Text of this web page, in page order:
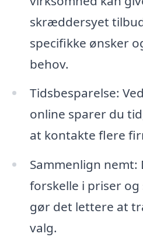
skræddersyet
specifikke ønsker
behov.
Tidsbesparelse:
online sparer du
at kontakte flere
Sammenlign
forskelle i priser og
gør det lettere at
valg.